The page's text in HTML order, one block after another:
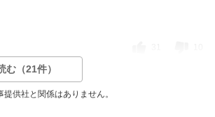
む（21件）
供社と関係はありません。